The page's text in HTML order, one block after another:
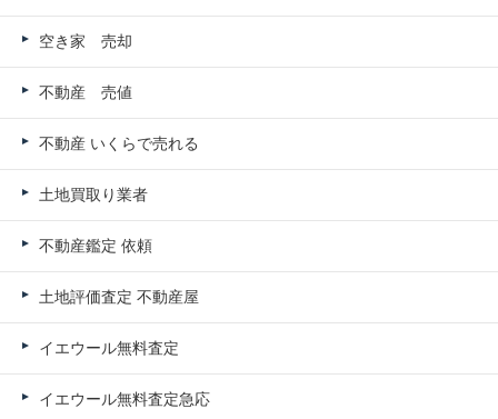
空き家 売却
不動産 売値
不動産 いくらで売れる
土地買取り業者
不動産鑑定 依頼
土地評価査定 不動産屋
イエウール無料査定
イエウール無料査定急応